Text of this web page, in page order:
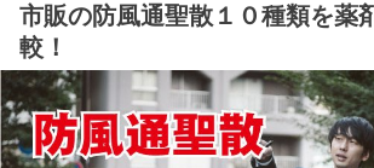
市販の防風通聖散１０種類を薬
較！